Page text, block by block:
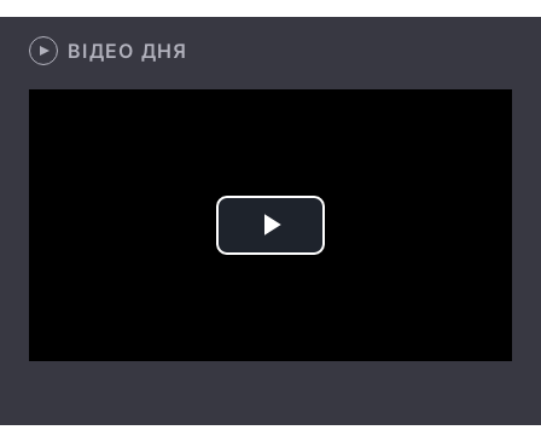
Відео з Youtube
ВІДЕО ДНЯ
Play